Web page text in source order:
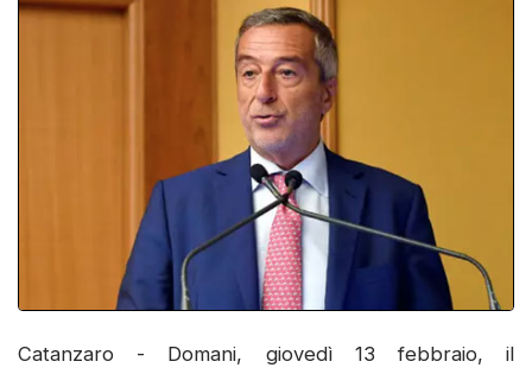
Catanzaro - Domani, giovedì 13 febbraio, il